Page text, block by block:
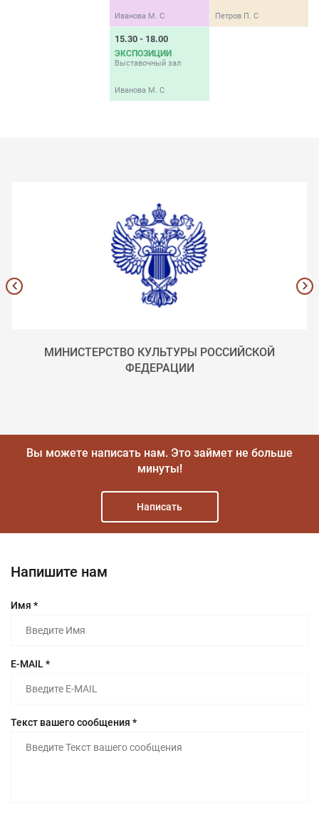
Иванова М. С
15.30 - 18.00
ЭКСПОЗИЦИИ
Выставочный зал
Иванова М. С
Петров П. С
МИНИСТЕРСТВО КУЛЬТУРЫ РОССИЙСКОЙ
ФЕДЕРАЦИИ
Вы можете написать нам. Это займет не больше
минуты!
Написать
Напишите нам
Имя *
E-MAIL *
Текст вашего сообщения *